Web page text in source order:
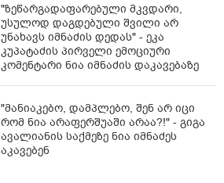
"ზეწარგადაფარებული მკვდარი,
უსულოდ დაგდებული შვილი არ
უნახავს იმნაძის დედას" - ეკა
კუპატაძის პირველი ემოციური
კომენტარი ნია იმნაძის დაკავებაზე
"მანიაკებო, დამპლებო, შენ არ იცი
რომ ნია არაფერშუაში არაა?!" - გიგა
ავალიანის საქმეზე ნია იმნაძეს
აკავებენ